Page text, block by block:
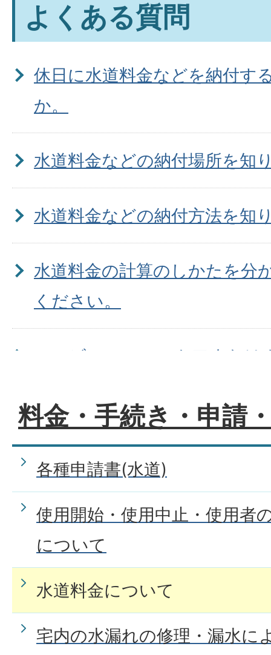
よくある質問
休日に水道料金などを納付す
か。
水道料金などの納付場所を知
水道料金などの納付方法を知
水道料金の計算のしかたを分
ください。
コンビニエンスストアまた
下水道使用料はどうやって支
下水道使用料はどのように計
料金・手続き・申請
各種申請書(水道)
使用開始・使用中止・使用者
について
水道料金について
宅内の水漏れの修理・漏水に